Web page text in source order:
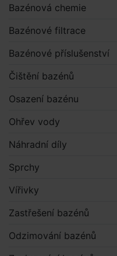
Bazénová chemie
Bazénové filtrace
Bazénové příslušenství
Čištění bazénů
Osazení bazénu
Ohřev vody
Náhradní díly
Sprchy
Vířivky
Zastřešení bazénů
Odzimování bazénů